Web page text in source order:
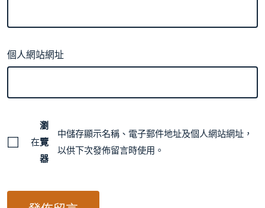
個人網站網址
在
瀏
覽
器
中儲存顯示名稱、電子郵件地址及個人網站網址，
以供下次發佈留言時使用。